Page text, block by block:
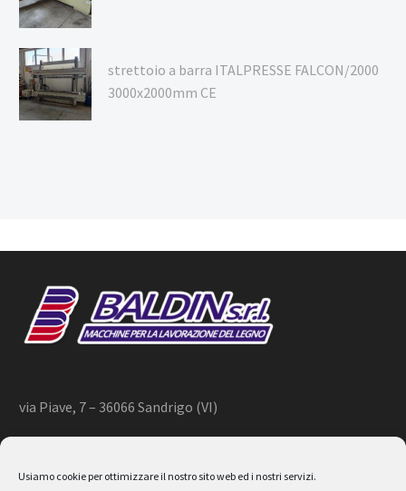
Usiamo cookie per ottimizzare il nostro sito web ed i nostri servizi.
strettoio a barra ITALPRESSE FALCON/2000
3000x2000mm CE
via Piave, 7 – 36066 Sandrigo (VI)